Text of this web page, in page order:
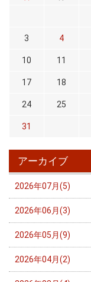
3 4
10 11
17 18
24 25
31
アーカイブ
2026年07月(5)
2026年06月(3)
2026年05月(9)
2026年04月(2)